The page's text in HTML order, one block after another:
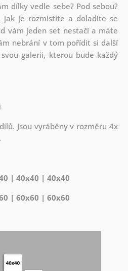
dílky vedle sebe? Pod sebou?
jak je rozmístíte a doladíte se
vám jeden set nestačí a máte
nebrání v tom pořídit si další
galerii, kterou bude každý
Jsou vyráběny v rozměru 4x
| 40x40 | 40x40
| 60x60 | 60x60